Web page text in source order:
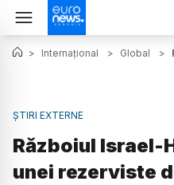
> Internațional > Global >
ȘTIRI EXTERNE
Războiul Israel-
unei rezerviste